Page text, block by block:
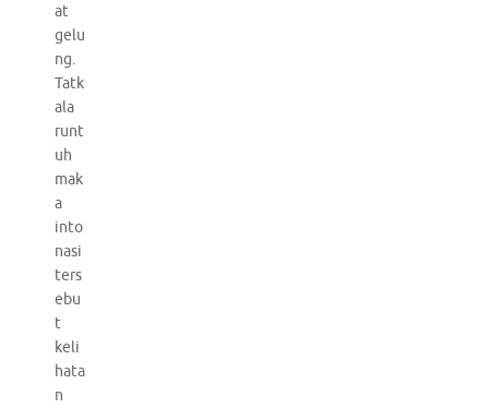
at
gelu
ng.
Tatk
ala
runt
uh
mak
a
into
nasi
ters
ebu
t
keli
hata
n